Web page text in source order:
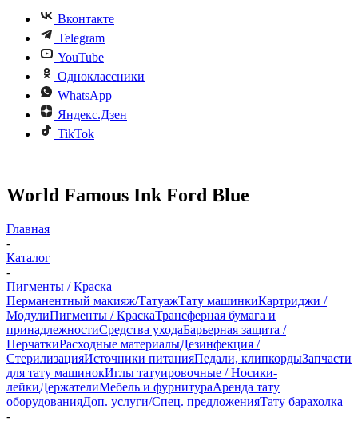
Вконтакте
Telegram
YouTube
Одноклассники
WhatsApp
Яндекс.Дзен
TikTok
World Famous Ink Ford Blue
Главная
-
Каталог
-
Пигменты / Краска
Перманентный макияж/ТатуажТату машинкиКартриджи /
МодулиПигменты / КраскаТрансферная бумага и
принадлежностиСредства уходаБарьерная защита /
ПерчаткиРасходные материалыДезинфекция /
СтерилизацияИсточники питанияПедали, клипкордыЗапчасти
для тату машинокИглы татуировочные / Носики-
лейкиДержателиМебель и фурнитураАренда тату
оборудованияДоп. услуги/Спец. предложенияТату барахолка
-